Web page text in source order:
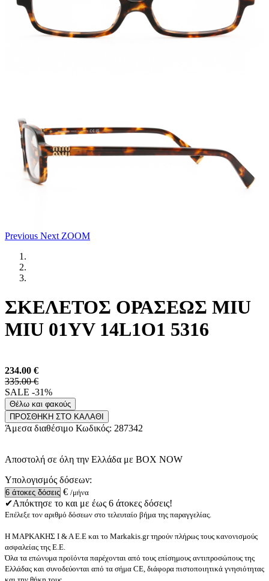
Previous Next ZOOM
ΣΚΕΛΕΤΟΣ ΟΡΑΣΕΩΣ MIU
MIU 01YV 14L1O1 5316
234.00 €
335.00 €
SALE -31%
Θέλω και φακούς
ΠΡΟΣΘΗΚΗ ΣΤΟ ΚΑΛΑΘΙ
Άμεσα διαθέσιμο Κωδικός: 287342
Αποστολή σε όλη την Ελλάδα με BOX NOW
Υπολογισμός δόσεων:
€ /μήνα
✔Απόκτησε το και με έως 6 άτοκες δόσεις!
Επέλεξε τον αριθμό δόσεων στο τελευταίο βήμα της παραγγελίας.
Η ΜΑΡΚΑΚΗΣ Ι & Α Ε.Ε και το Markakis.gr τηρούν πλήρως τους κανονισμούς
ασφαλείας της Ε.Ε.
Όλα τα επώνυμα προϊόντα παρέχονται από τους επίσημους αντιπροσώπους της
Ελλάδας και συνοδεύονται από τα σήμα CE, διάφορα πιστοποιητικά γνησιότητας